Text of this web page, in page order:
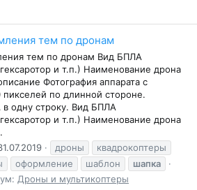
тем по дронам
тем по дронам Вид БПЛА
и т.п.) Наименование дрона
Фотография аппарата с
по длинной стороне.
одну строку. Вид БПЛА
и т.п.) Наименование дрона
дроны
квадрокоптеры
оформление шаблон
шапка
Дроны и мультикоптеры